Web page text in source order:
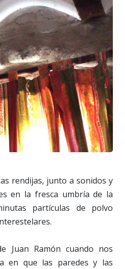
rendijas, junto a sonidos y
en la fresca umbría de la
partículas de polvo
Juan Ramón cuando nos
en que las paredes y las